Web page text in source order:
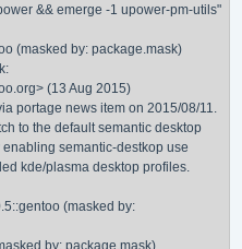
&& emerge -1 upower-pm-utils"
(masked by: package.mask)
(13 Aug 2015)
portage news item on 2015/08/11.
to the default semantic desktop
semantic-destkop use
kde/plasma desktop profiles.
(masked by: